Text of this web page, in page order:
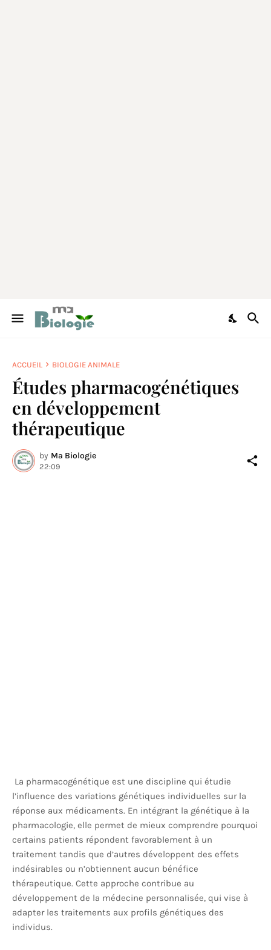
ACCUEIL BIOLOGIE ANIMALE
Études pharmacogénétiques
en développement
thérapeutique
by Ma Biologie
22:09
La pharmacogénétique est une discipline qui étudie
l’influence des variations génétiques individuelles sur la
réponse aux médicaments. En intégrant la génétique à la
pharmacologie, elle permet de mieux comprendre pourquoi
certains patients répondent favorablement à un
traitement tandis que d’autres développent des effets
indésirables ou n’obtiennent aucun bénéfice
thérapeutique. Cette approche contribue au
développement de la médecine personnalisée, qui vise à
adapter les traitements aux profils génétiques des
individus.